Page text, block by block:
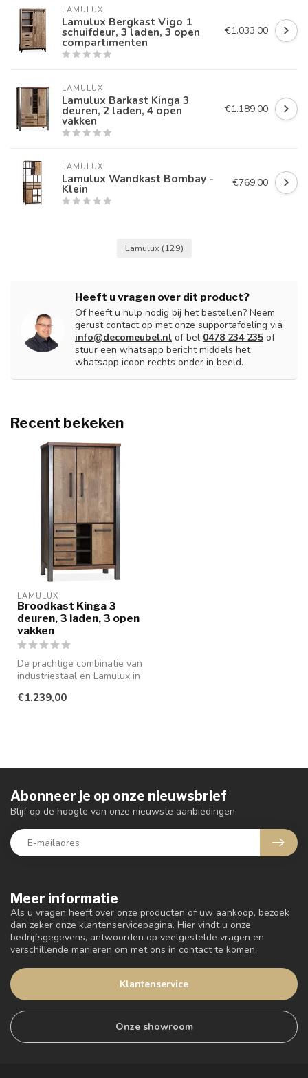
LAMULUX
Lamulux Bergkast Vigo 1
schuifdeur, 3 laden, 3 open
compartimenten
€1.033,00
LAMULUX
Lamulux Barkast Kinga 3
deuren, 2 laden, 4 open
vakken
€1.189,00
LAMULUX
Lamulux Wandkast Bombay -
Klein €769,00
Lamulux (129)
Heeft u vragen over dit product?
Of heeft u hulp nodig bij het bestellen? Neem
gerust contact op met onze supportafdeling via
info@decomeubel.nl of bel 0478 234 235 of
stuur een whatsapp bericht middels het
whatsapp icoon rechts onder in beeld.
Recent bekeken
LAMULUX
Broodkast Kinga 3
deuren, 3 laden, 3 open
vakken
De prachtige combinatie van
industriestaal en Lamulux in
€1.239,00
Meer informatie
Als u vragen heeft over onze producten of uw aankoop, bezoek
dan zeker onze klantenservicepagina. Hier vindt u onze
bedrijfsgegevens, antwoorden op veelgestelde vragen en
verschillende manieren om met ons in contact te komen.
Klantenservice
Onze showroom
Abonneer je op onze nieuwsbrief
Blijf op de hoogte van onze nieuwste aanbiedingen